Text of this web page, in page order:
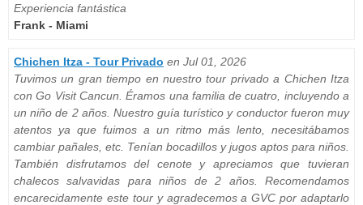
Experiencia fantástica
Frank - Miami
Chichen Itza - Tour Privado en Jul 01, 2026
Tuvimos un gran tiempo en nuestro tour privado a Chichen Itza
con Go Visit Cancun. Éramos una familia de cuatro, incluyendo a
un niño de 2 años. Nuestro guía turístico y conductor fueron muy
atentos ya que fuimos a un ritmo más lento, necesitábamos
cambiar pañales, etc. Tenían bocadillos y jugos aptos para niños.
También disfrutamos del cenote y apreciamos que tuvieran
chalecos salvavidas para niños de 2 años. Recomendamos
encarecidamente este tour y agradecemos a GVC por adaptarlo